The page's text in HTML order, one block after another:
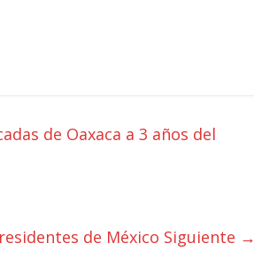
de Oaxaca a 3 años del
de México Siguiente →